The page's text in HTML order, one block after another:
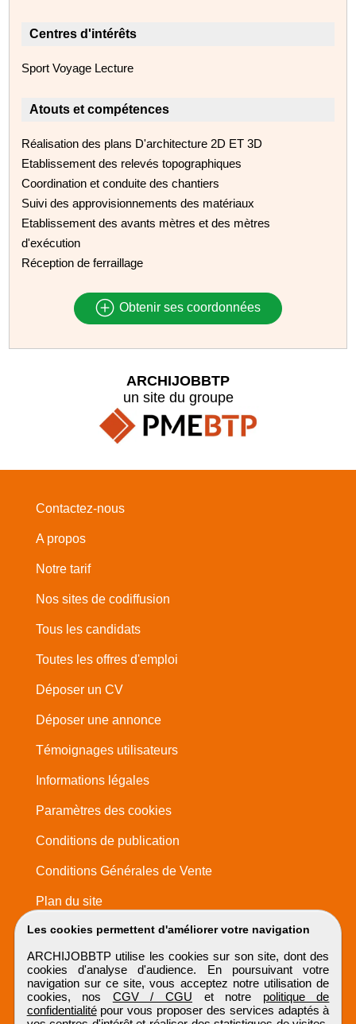
Centres d'intérêts
Sport Voyage Lecture
Atouts et compétences
Réalisation des plans D'architecture 2D ET 3D
Etablissement des relevés topographiques
Coordination et conduite des chantiers
Suivi des approvisionnements des matériaux
Etablissement des avants mètres et des mètres
d'exécution
Réception de ferraillage
Obtenir ses coordonnées
Les cookies permettent d'améliorer votre navigation
ARCHIJOBBTP utilise les cookies sur son site, dont des
cookies d'analyse d'audience. En poursuivant votre
navigation sur ce site, vous acceptez notre utilisation de
cookies, nos CGV / CGU et notre politique de
confidentialitépour vous proposer des services adaptés à
ARCHIJOBBTP
un site du groupe
Contactez-nous
A propos
Notre tarif
Nos sites de codiffusion
Tous les candidats
Toutes les offres d'emploi
Déposer un CV
Déposer une annonce
Témoignages utilisateurs
Informations légales
Paramètres des cookies
Conditions de publication
Conditions Générales de Vente
Plan du site